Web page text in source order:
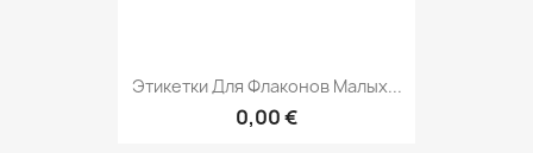
Этикетки Для Флаконов Малых...
0,00 €